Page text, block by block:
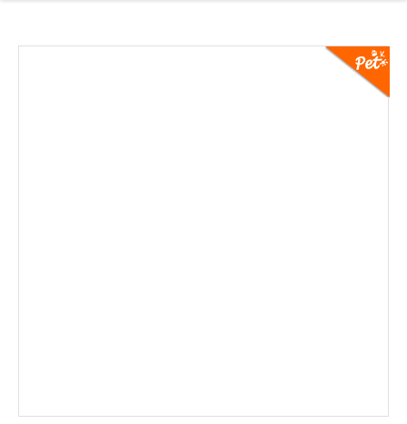
ALIMENTAÇÃO
Coelho